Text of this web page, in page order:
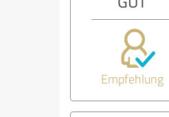
Empfehlung